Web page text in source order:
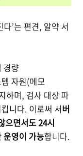
’는 편견, 알약 서
경량
자원(메모
하며, 검사 대상 파
니다. 이로써 서버
으면서도 24시
운영이 가능합니다.